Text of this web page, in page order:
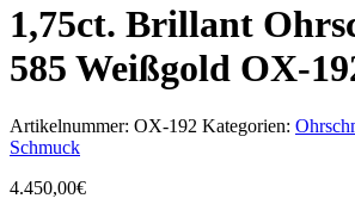
1,75ct. Brillant
585 Weißgold OX-
Artikelnummer: OX-192 Kategorien:
Schmuck
4.450,00€